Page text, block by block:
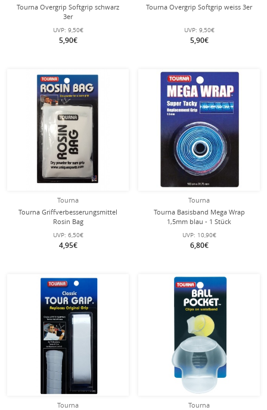
Tourna Overgrip Softgrip schwarz
3er
UVP: 9,50€
5,90€
Tourna Overgrip Softgrip weiss 3er
UVP: 9,50€
5,90€
Tourna
Tourna Griffverbesserungsmittel
Rosin Bag
UVP: 6,50€
4,95€
Tourna
Tourna Basisband Mega Wrap
1,5mm blau - 1 Stück
UVP: 10,90€
6,80€
Tourna
Tourna